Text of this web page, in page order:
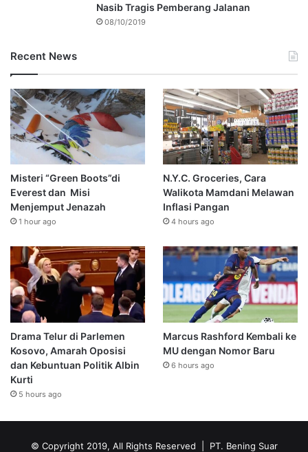
Nasib Tragis Pemberang Jalanan
08/10/2019
Recent News
Misteri “Green Boots”di
Everest dan Misi
Menjemput Jenazah
1 hour ago
N.Y.C. Groceries, Cara
Walikota Mamdani Melawan
Inflasi Pangan
4 hours ago
Drama Telur di Parlemen
Kosovo, Amarah Oposisi
dan Kebuntuan Politik Albin
Kurti
5 hours ago
Marcus Rashford Kembali ke
MU dengan Nomor Baru
6 hours ago
© Copyright 2019, All Rights Reserved | PT. Bening Suar